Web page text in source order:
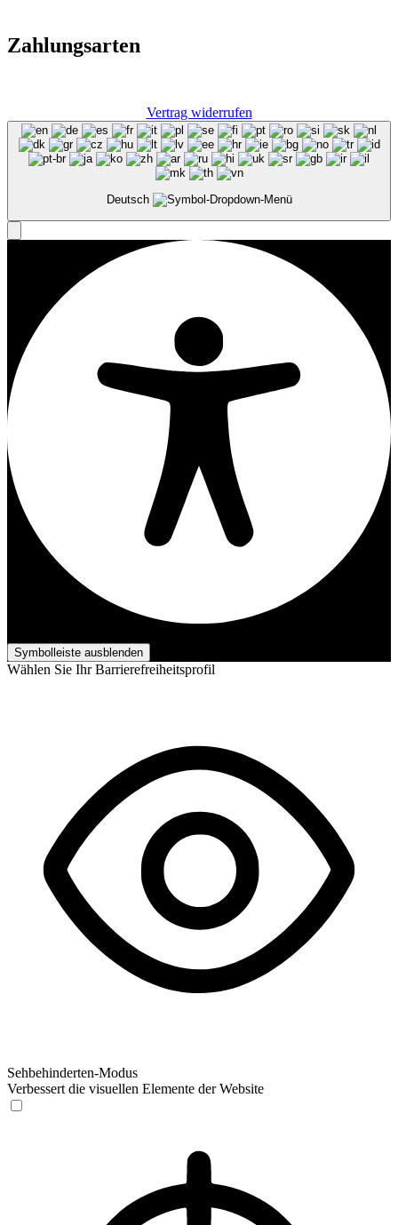
Zahlungsarten
Vertrag widerrufen
Deutsch
Symbolleiste ausblenden
Wählen Sie Ihr Barrierefreiheitsprofil
Sehbehinderten-Modus
Verbessert die visuellen Elemente der Website